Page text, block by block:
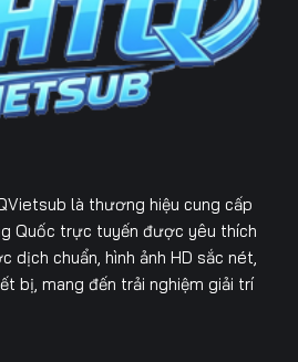
là thương hiệu cung cấp
Quốc trực tuyến được yêu thích
dịch chuẩn, hình ảnh HD sắc nét,
bị, mang đến trải nghiệm giải trí